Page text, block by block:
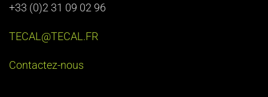
+33 (0)2 31 09 02 96
TECAL@TECAL.FR
Contactez-nous